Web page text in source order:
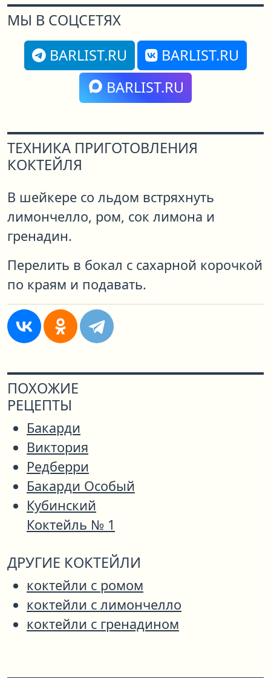
МЫ В СОЦСЕТЯХ
BARLIST.RU
BARLIST.RU
BARLIST.RU
ТЕХНИКА ПРИГОТОВЛЕНИЯ
КОКТЕЙЛЯ
В шейкере со льдом встряхнуть
лимончелло, ром, сок лимона и
гренадин.
Перелить в бокал с сахарной корочкой
по краям и подавать.
ПОХОЖИЕ
РЕЦЕПТЫ
Бакарди
Виктория
Редберри
Бакарди Особый
Кубинский
Коктейль № 1
ДРУГИЕ КОКТЕЙЛИ
коктейли с ромом
коктейли с лимончелло
коктейли с гренадином